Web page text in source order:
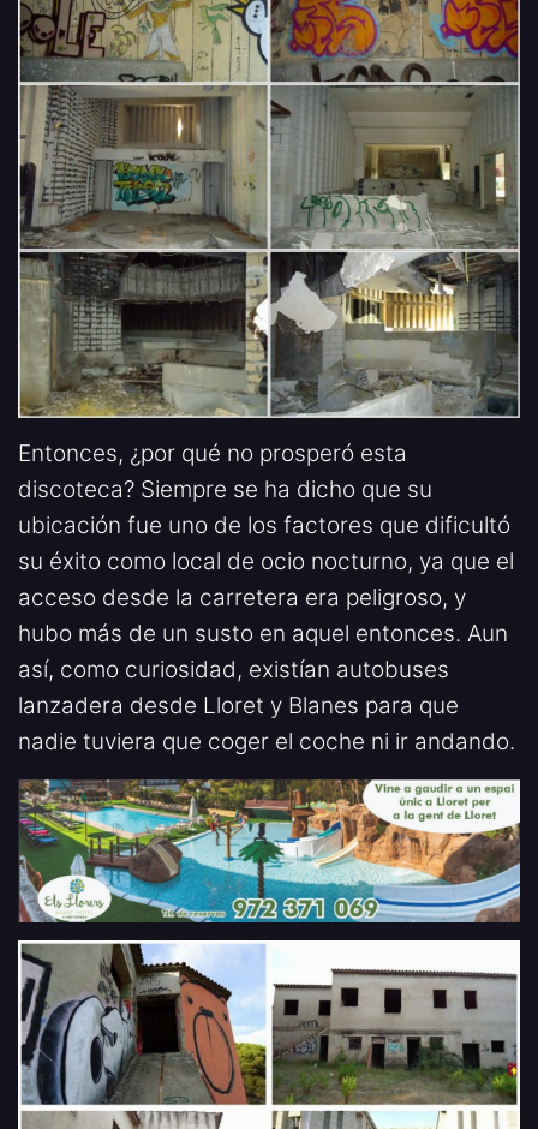
Entonces, ¿por qué no prosperó esta
discoteca? Siempre se ha dicho que su
ubicación fue uno de los factores que dificultó
su éxito como local de ocio nocturno, ya que el
acceso desde la carretera era peligroso, y
hubo más de un susto en aquel entonces. Aun
así, como curiosidad, existían autobuses
lanzadera desde Lloret y Blanes para que
nadie tuviera que coger el coche ni ir andando.